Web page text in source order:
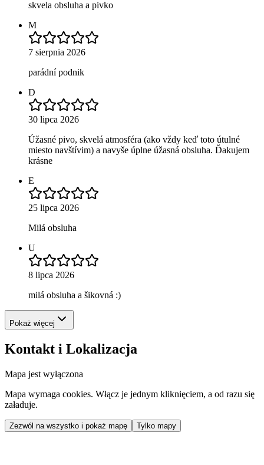
skvela obsluha a pivko
M
7 sierpnia 2026
parádní podnik
D
30 lipca 2026
Úžasné pivo, skvelá atmosféra (ako vždy keď toto útulné
miesto navštívim) a navyše úplne úžasná obsluha. Ďakujem
krásne
E
25 lipca 2026
Milá obsluha
U
8 lipca 2026
milá obsluha a šikovná :)
Pokaż więcej
Kontakt i Lokalizacja
Mapa jest wyłączona
Mapa wymaga cookies. Włącz je jednym kliknięciem, a od razu się
załaduje.
Zezwól na wszystko i pokaż mapę Tylko mapy